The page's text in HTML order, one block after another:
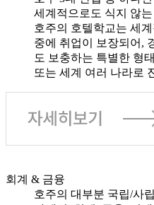
세계적으로도 식지 않
호주의 호텔학교는 세
중에 취업이 보장되어,
도 보충하는 특별한 형
또는 세계 여러 나라로
회계 & 금융
호주의 대부분 국립/사